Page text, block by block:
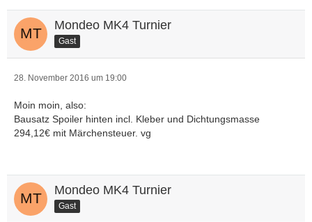
Mondeo MK4 Turnier
Gast
28. November 2016 um 19:00
Moin moin, also:
Bausatz Spoiler hinten incl. Kleber und Dichtungsmasse
294,12€ mit Märchensteuer. vg
Mondeo MK4 Turnier
Gast